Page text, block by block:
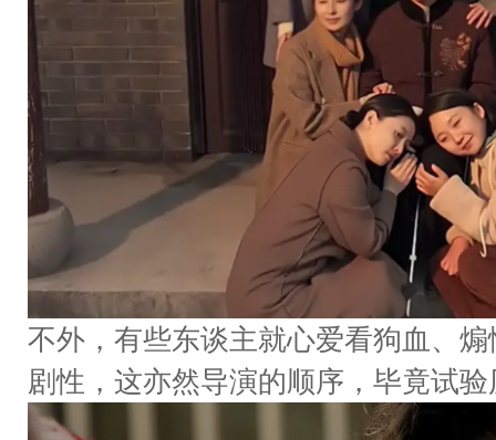
不外，有些东谈主就心爱看狗血、
剧性，这亦然导演的顺序，毕竟试